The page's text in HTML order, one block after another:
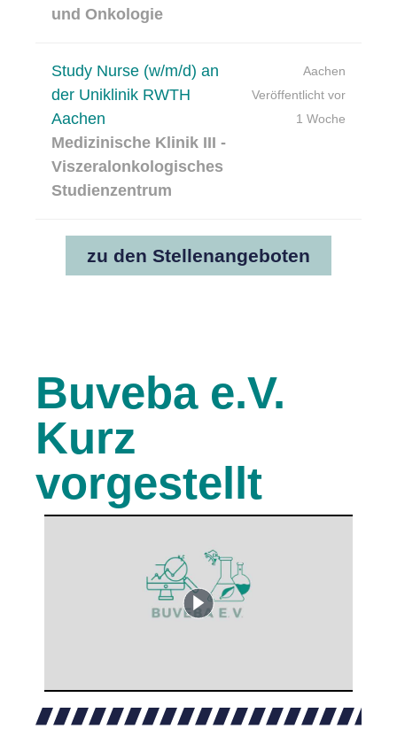
und Onkologie
Study Nurse (w/m/d) an
der Uniklinik RWTH
Aachen
Medizinische Klinik III -
Viszeralonkologisches
Studienzentrum
Aachen
Veröffentlicht vor
1 Woche
zu den Stellenangeboten
Buveba e.V.
Kurz
vorgestellt